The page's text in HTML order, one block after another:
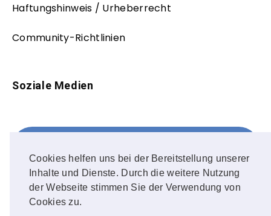
Cookies helfen uns bei der Bereitstellung unserer
Inhalte und Dienste. Durch die weitere Nutzung
der Webseite stimmen Sie der Verwendung von
Cookies zu.
Haftungshinweis / Urheberrecht
Community-Richtlinien
Soziale Medien
FOLLOW ME!
Instagram
OUR PHOTOS!